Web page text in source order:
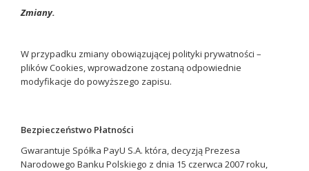
Zmiany.
W przypadku zmiany obowiązującej polityki prywatności –
plików Cookies, wprowadzone zostaną odpowiednie
modyfikacje do powyższego zapisu.
Bezpieczeństwo Płatności
Gwarantuje Spółka PayU S.A. która, decyzją Prezesa
Narodowego Banku Polskiego z dnia 15 czerwca 2007 roku,